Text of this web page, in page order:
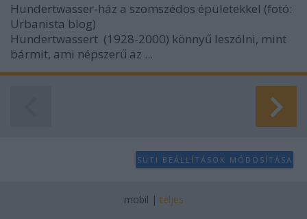
Hundertwasser-ház a szomszédos épületekkel (fotó:
Urbanista blog)
Hundertwassert (1928-2000) könnyű leszólni, mint
bármit, ami népszerű az ...
SÜTI BEÁLLÍTÁSOK MÓDOSÍTÁSA
mobil | teljes